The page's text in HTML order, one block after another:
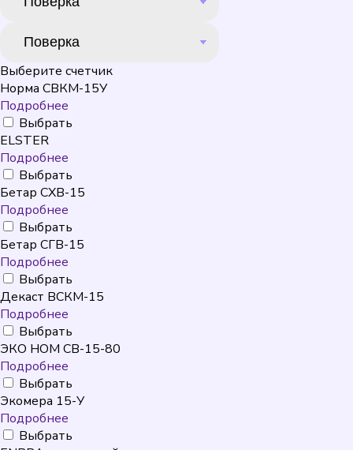
Выберите счетчик
Норма СВКМ-15У
Подробнее
Выбрать
ELSTER
Подробнее
Выбрать
Бетар СХВ-15
Подробнее
Выбрать
Бетар СГВ-15
Подробнее
Выбрать
Декаст ВСКМ-15
Подробнее
Выбрать
ЭКО НОМ СВ-15-80
Подробнее
Выбрать
Экомера 15-У
Подробнее
Выбрать